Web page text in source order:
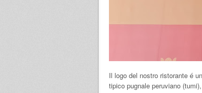
Il logo del nostro ristorante é
tipico pugnale peruviano